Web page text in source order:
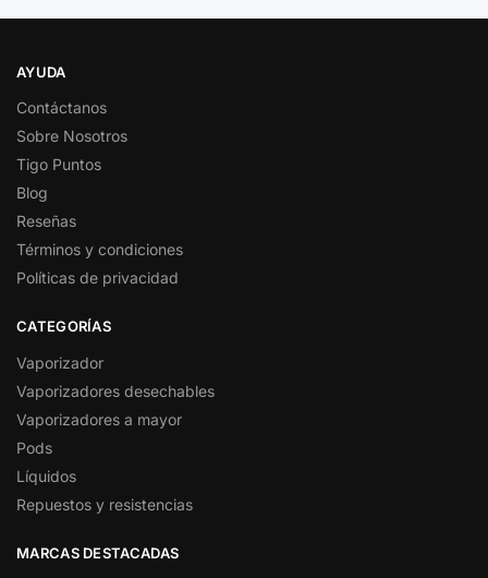
AYUDA
Contáctanos
Sobre Nosotros
Tigo Puntos
Blog
Reseñas
Términos y condiciones
Políticas de privacidad
CATEGORÍAS
Vaporizador
Vaporizadores desechables
Vaporizadores a mayor
Pods
Líquidos
Repuestos y resistencias
MARCAS DESTACADAS